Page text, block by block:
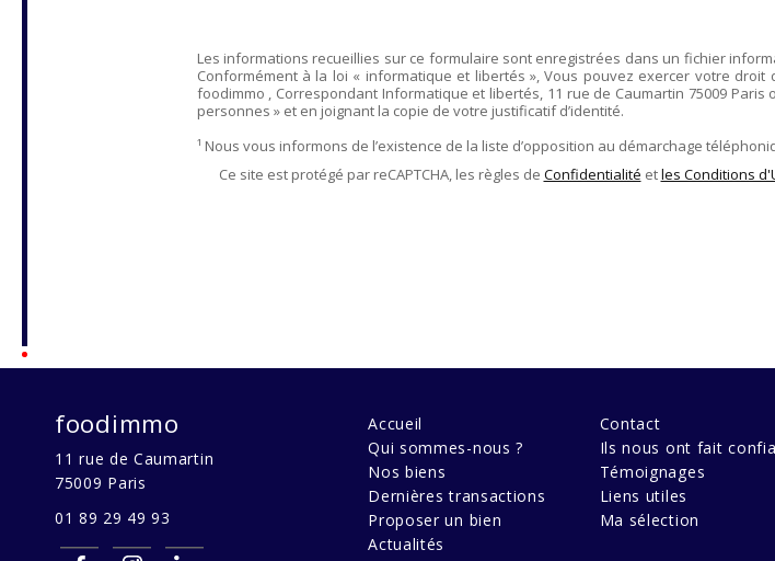
Les informations recueillies sur ce formulaire sont enregistrées dans un fichier
Conformément à la loi « informatique et libertés », Vous pouvez exercer votre
foodimmo , Correspondant Informatique et libertés, 11 rue de Caumartin 75009 Paris
personnes » et en joignant la copie de votre justificatif d’identité.
¹ Nous vous informons de l’existence de la liste d’opposition au démarchage
Ce site est protégé par reCAPTCHA, les règles de Confidentialité etles Conditions
foodimmo
11 rue de Caumartin
75009 Paris
01 89 29 49 93
Accueil
Qui sommes-nous ?
Nos biens
Dernières transactions
Proposer un bien
Actualités
Contact
Ils nous ont fait
Témoignages
Liens utiles
Ma sélection